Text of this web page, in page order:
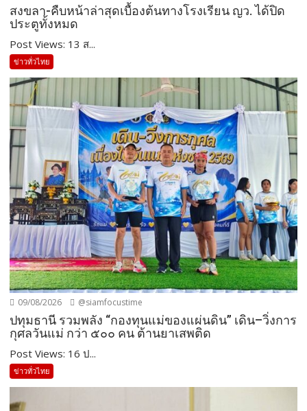
สงขลา-คืบหน้าล่าสุดเบื้องต้นทางโรงเรียน ญว. ได้ปิด
ประตูทั้งหมด
Post Views: 13 ส...
ข่าวทั่วไทย
09/08/2026 @siamfocustime
ปทุมธานี รวมพลัง “กองทุนแม่ของแผ่นดิน” เดิน–วิ่งการ
กุศลวันแม่ กว่า ๕๐๐ คน ต้านยาเสพติด
Post Views: 16 ป...
ข่าวทั่วไทย